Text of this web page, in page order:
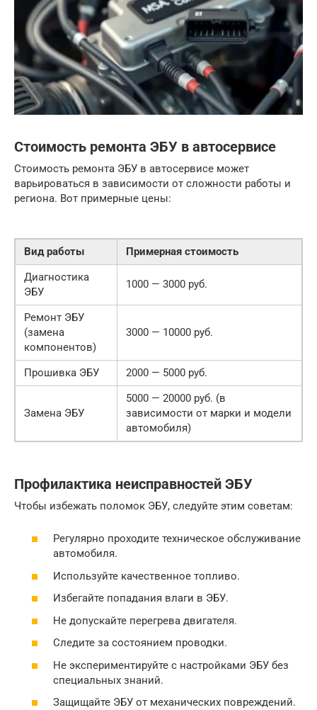
Стоимость ремонта ЭБУ в автосервисе
Стоимость ремонта ЭБУ в автосервисе может
варьироваться в зависимости от сложности работы и
региона. Вот примерные цены:
Вид работы
Примерная стоимость
Диагностика
ЭБУ
1000 — 3000 руб.
Ремонт ЭБУ
(замена
компонентов)
3000 — 10000 руб.
Прошивка ЭБУ 2000 — 5000 руб.
Замена ЭБУ
5000 — 20000 руб. (в
зависимости от марки и модели
автомобиля)
Профилактика неисправностей ЭБУ
Чтобы избежать поломок ЭБУ, следуйте этим советам:
Регулярно проходите техническое обслуживание
автомобиля.
Используйте качественное топливо.
Избегайте попадания влаги в ЭБУ.
Не допускайте перегрева двигателя.
Следите за состоянием проводки.
Не экспериментируйте с настройками ЭБУ без
специальных знаний.
Защищайте ЭБУ от механических повреждений.